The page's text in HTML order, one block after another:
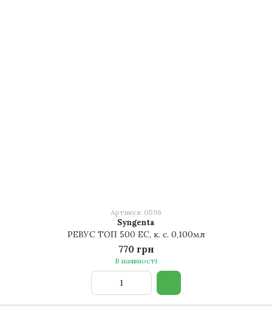
Артикул: 0596
Syngenta
РЕВУС ТОП 500 ЕС, к. с. 0,100мл
770 грн
В наявності